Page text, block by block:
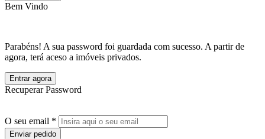
Bem Vindo
Parabéns! A sua password foi guardada com sucesso. A partir de
agora, terá aceso a imóveis privados.
Entrar agora
Recuperar Password
O seu email *
Enviar pedido